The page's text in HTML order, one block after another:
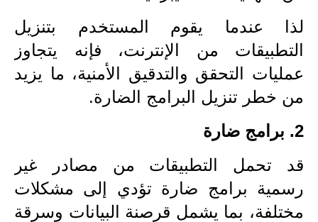
ملازم دراسية
المرحلة الابتدائية
المرحلة المتوسطة
المرحلة الابتدائية
المرحلة المتوسطة
لذا عندما يقوم المستخدم بتنزيل
التطبيقات من الإنترنت، فإنه يتجاوز
عمليات التحقق والتدقيق الأمنية، ما يزيد
من خطر تنزيل البرامج الضارة.
2. برامج ضارة
قد تحمل التطبيقات من مصادر غير
رسمية برامج ضارة تؤدي إلى مشكلات
مختلفة، بما يشمل قرصنة البيانات وسرقة